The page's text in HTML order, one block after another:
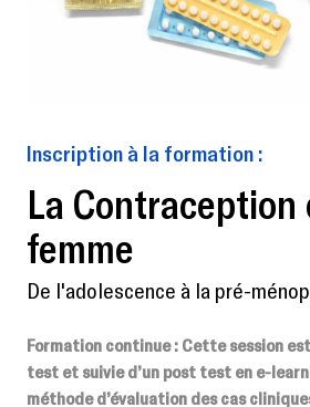
Inscription à la formation :
La Contraception
femme
De l'adolescence à la pré-
Formation continue: Cette session
test et suivie d’un post test en e-
méthode d’évaluation des cas